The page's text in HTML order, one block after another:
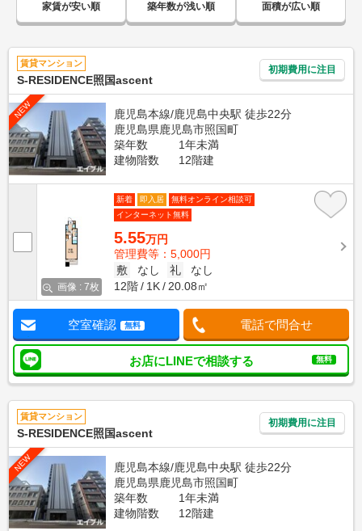
家賃が安い順 築年数が浅い順 面積が広い順
賃貸マンション
S-RESIDENCE照国ascent
初期費用に注目
NEW
鹿児島本線/鹿児島中央駅 徒歩22分
鹿児島県鹿児島市照国町
築年数
1年未満
建物階数
12階建
画像 : 7枚
新着 即入居
無料オンライン相談可
インターネット無料
5.55万円
管理費等：5,000円
敷
なし 礼
なし
12階
1K 20.08㎡
空室確認 無料 電話で問合せ
お店にLINEで相談する 無料
賃貸マンション
S-RESIDENCE照国ascent
初期費用に注目
NEW
鹿児島本線/鹿児島中央駅 徒歩22分
鹿児島県鹿児島市照国町
築年数
1年未満
建物階数
12階建